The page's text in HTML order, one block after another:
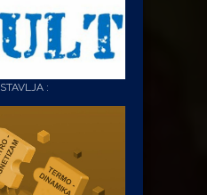
: